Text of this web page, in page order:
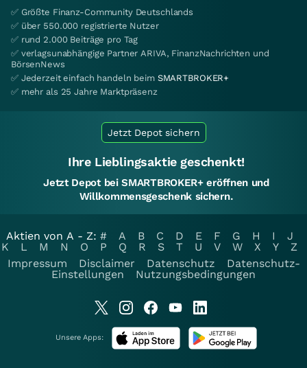
✅ Größte Finanz-Community Deutschlands
✅ über 550.000 registrierte Nutzer
✅ rund 2.000 Beiträge pro Tag
✅ verlagsunabhängige Partner ARIVA, FinanzNachrichten und
BörsenNews
✅ Jederzeit einfach handeln beim SMARTBROKER+
✅ mehr als 25 Jahre Marktpräsenz
Jetzt Depot sichern
Ihre Lieblingsaktie geschenkt!
Jetzt Depot bei SMARTBROKER+ eröffnen und
Willkommensgeschenk sichern.
Aktien von A - Z: # A B C D E F G H I
J
K
L M N O P Q R S T U V W X Y
Z
Impressum
Disclaimer Datenschutz
Datenschutz-
Einstellungen
Nutzungsbedingungen
Unsere Apps: